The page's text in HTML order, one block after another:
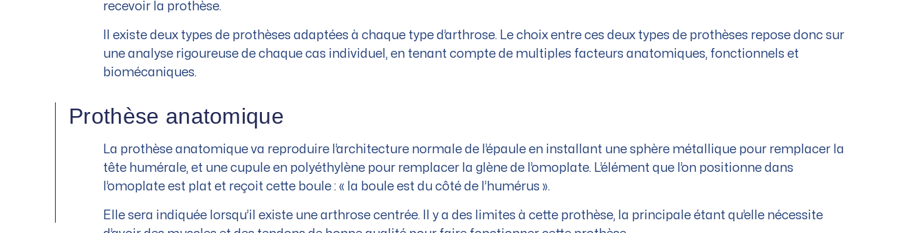
recevoir la prothèse.
Il existe deux types de prothèses adaptées à chaque type d’arthrose. Le choix entre ces deux types de prothèses repose donc sur
une analyse rigoureuse de chaque cas individuel, en tenant compte de multiples facteurs anatomiques, fonctionnels et
biomécaniques.
Prothèse anatomique
La prothèse anatomique va reproduire l’architecture normale de l’épaule en installant une sphère métallique pour remplacer la
tête humérale, et une cupule en polyéthylène pour remplacer la glène de l’omoplate. L’élément que l’on positionne dans
l’omoplate est plat et reçoit cette boule : « la boule est du côté de l’humérus ».
Elle sera indiquée lorsqu’il existe une arthrose centrée. Il y a des limites à cette prothèse, la principale étant qu’elle nécessite